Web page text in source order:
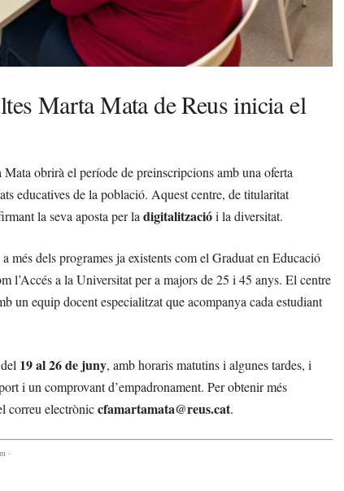
Marta Mata de Reus inicia el
obrirà el període de preinscripcions amb una oferta
educatives de la població. Aquest centre, de titularitat
la seva aposta per ladigitalitzaciói la diversitat.
més dels programes ja existents com el Graduat en Educació
l’Accés a la Universitat per a majors de 25 i 45 anys. El centre
un equip docent especialitzat que acompanya cada estudiant
19 al 26 de juny, amb horaris matutins i algunes tardes, i
i un comprovant d’empadronament. Per obtenir més
correu electròniccfamartamata@reus.cat.
-